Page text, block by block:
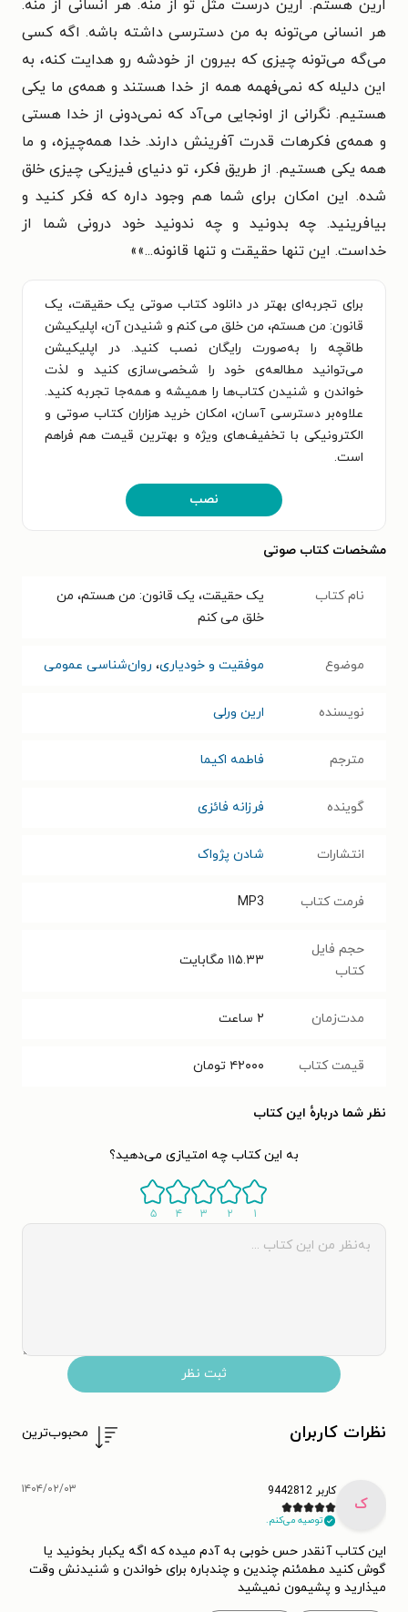
ارین هستم. ارین درست مثل تو از منه. هر انسانی از منه.
هر انسانی می‌تونه به من دسترسی داشته باشه. اگه کسی
می‌گه می‌تونه چیزی که بیرون از خودشه رو هدایت کنه، به
این دلیله که نمی‌فهمه همه از خدا هستند و همه‌ی ما یکی
هستیم. نگرانی از اونجایی می‌آد که نمی‌دونی از خدا هستی
و همه‌ی فکرهات قدرت آفرینش دارند. خدا همه‌چیزه، و ما
همه یکی هستیم. از طریق فکر، تو دنیای فیزیکی چیزی خلق
شده. این امکان برای شما هم وجود داره که فکر کنید و
بیافرینید. چه بدونید و چه ندونید خود درونی شما از
خداست. این تنها حقیقت و تنها قانونه...»»
برای تجربه‌ای بهتر در دانلود کتاب صوتی یک حقیقت، یک
قانون: من هستم، من خلق می کنم و شنیدن آن، اپلیکیشن
طاقچه را به‌صورت رایگان نصب کنید. در اپلیکیشن
می‌توانید مطالعه‌ی خود را شخصی‌سازی کنید و لذت
خواندن و شنیدن کتاب‌ها را همیشه و همه‌جا تجربه کنید.
علاوه‌بر دسترسی آسان، امکان خرید هزاران کتاب صوتی و
الکترونیکی با تخفیف‌های ویژه و بهترین قیمت هم فراهم
است.
نصب
مشخصات کتاب صوتی
نام کتاب
یک حقیقت، یک قانون: من هستم، من
خلق می کنم
موضوع موفقیت و خودیاری، روان‌شناسی عمومی
نویسنده ارین ورلی
مترجم فاطمه اکیما
گوینده فرزانه فائزی
انتشارات شادن پژواک
فرمت کتاب MP3
حجم فایل
کتاب
۱۱۵.۳۳ مگابایت
مدت‌زمان ۲ ساعت
قیمت کتاب ۴۲۰۰۰ تومان
نظر شما دربارهٔ این کتاب
به این کتاب چه امتیازی می‌دهید؟
۱ ۲ ۳ ۴ ۵
ثبت نظر
نظرات کاربران محبوب‌ترین
ک
کاربر 9442812
توصیه می‌کنم.
۱۴۰۴/۰۲/۰۳
این کتاب آنقدر حس خوبی به آدم میده که اگه یکبار بخونید یا
گوش کنید مطمئنم چندین و چندباره برای خواندن و شنیدنش وقت
میذارید و پشیمون نمیشید